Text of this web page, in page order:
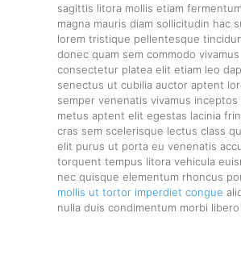
sagittis litora mollis etiam
magna mauris diam sollicitudin hac
lorem tristique pellentesque
donec quam sem commodo vivamus
consectetur platea elit etiam leo
senectus ut cubilia auctor aptent
semper venenatis vivamus inceptos
metus aptent elit egestas lacinia
cras sem scelerisque lectus class
elit purus ut porta eu venenatis
torquent tempus litora vehicula
nec quisque elementum rhoncus
mollis ut tortor imperdiet congue
nulla duis condimentum morbi libero